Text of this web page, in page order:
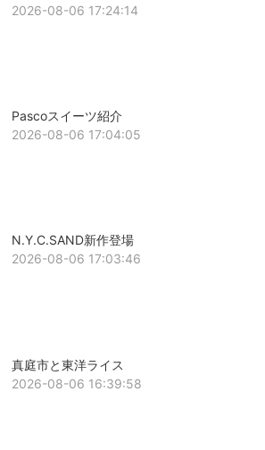
2026-08-06 17:24:14
Pascoスイーツ紹介
2026-08-06 17:04:05
N.Y.C.SAND新作登場
2026-08-06 17:03:46
真庭市と東洋ライス
2026-08-06 16:39:58